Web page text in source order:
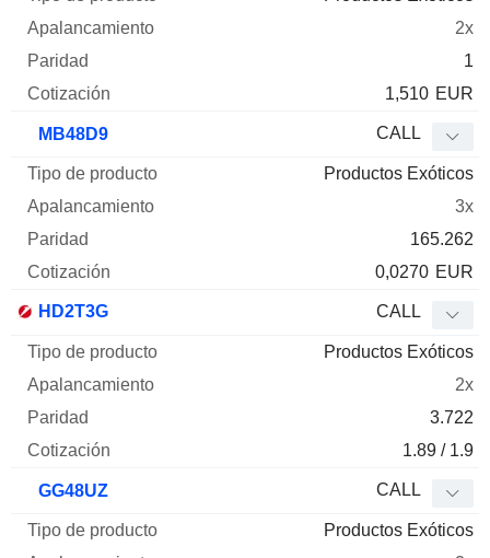
2x
1
1,510 EUR
MB48D9 CALL
Productos Exóticos
3x
165.262
0,0270 EUR
HD2T3G CALL
Productos Exóticos
2x
3.722
1.89 / 1.9
GG48UZ CALL
Productos Exóticos